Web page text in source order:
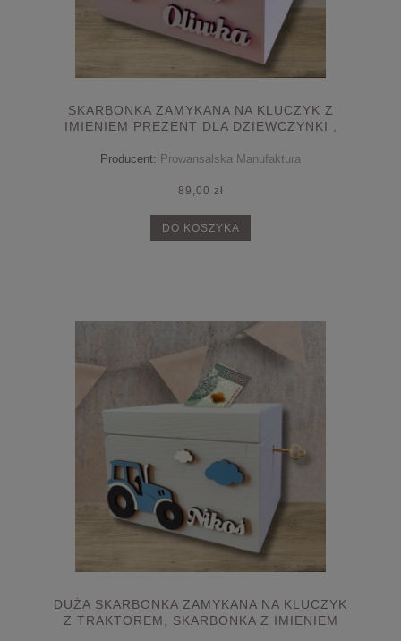
SKARBONKA ZAMYKANA NA KLUCZYK Z
IMIENIEM PREZENT DLA DZIEWCZYNKI ,
Producent: Prowansalska Manufaktura
89,00 zł
DO KOSZYKA
DUŻA SKARBONKA ZAMYKANA NA KLUCZYK
Z TRAKTOREM, SKARBONKA Z IMIENIEM